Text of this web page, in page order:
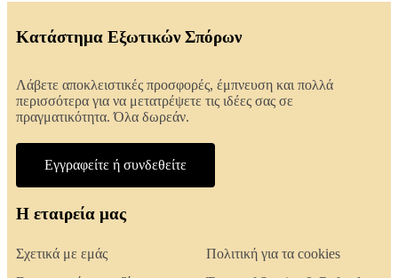
Κατάστημα Εξωτικών Σπόρων
Λάβετε αποκλειστικές προσφορές, έμπνευση και πολλά
περισσότερα για να μετατρέψετε τις ιδέες σας σε
πραγματικότητα. Όλα δωρεάν.
Εγγραφείτε ή συνδεθείτε
Η εταιρεία μας
Σχετικά με εμάς
Πολιτική για τα cookies